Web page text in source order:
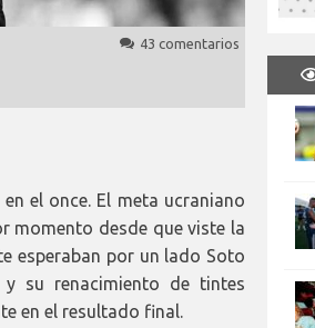
43 comentarios
el once. El meta ucraniano
momento desde que viste la
esperaban por un lado Soto
su renacimiento de tintes
en el resultado final.